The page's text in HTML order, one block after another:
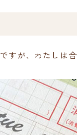
すが、わたしは